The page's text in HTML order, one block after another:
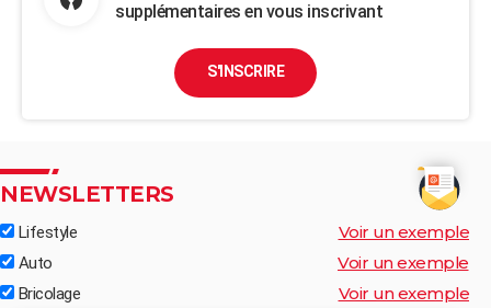
supplémentaires en vous inscrivant
S'INSCRIRE
NEWSLETTERS
Lifestyle Voir un exemple
Auto Voir un exemple
Bricolage Voir un exemple